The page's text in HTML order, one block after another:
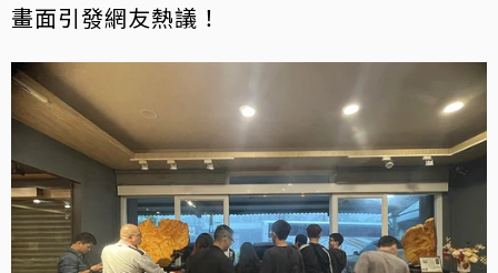
畫面引發網友熱議！